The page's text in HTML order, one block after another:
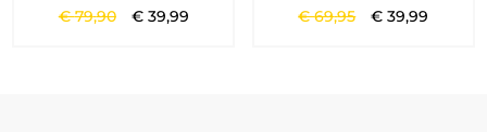
€79,90 € 39,99 €69,95 €39,99